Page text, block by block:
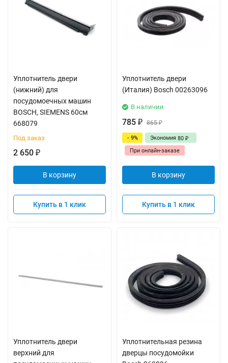
Уплотнитель двери
(нижний) для
посудомоечных машин
BOSCH, SIEMENS 60см
668079
Под заказ
2 650 ₽
В корзину
Купить в 1 клик
Уплотнитель двери
(Италия) Bosch 00263096
В наличии
785 ₽ 865₽
- 9% Экономия 80 ₽
При онлайн-заказе
В корзину
Купить в 1 клик
Уплотнитель двери
верхний для
Уплотнительная резина
дверцы посудомойки